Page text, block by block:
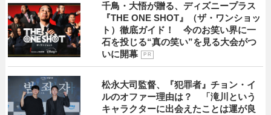
千鳥・大悟が贈る、ディズニープラス
『THE ONE SHOT』（ザ・ワンショッ
ト）徹底ガイド！ 今のお笑い界に一
石を投じる“真の笑い”を見る大会がつ
いに開幕
P R
松永大司監督、『犯罪者』チョン・イ
ルのオファー理由は？ 「滝川という
キャラクターに出会えたことは運が良